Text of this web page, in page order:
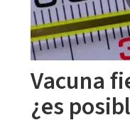
Vacuna
¿es